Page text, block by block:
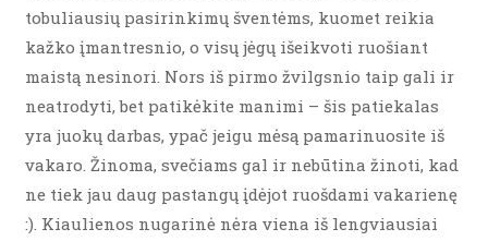
tobuliausių pasirinkimų šventėms, kuomet reikia
kažko įmantresnio, o visų jėgų išeikvoti ruošiant
maistą nesinori. Nors iš pirmo žvilgsnio taip gali ir
neatrodyti, bet patikėkite manimi – šis patiekalas
yra juokų darbas, ypač jeigu mėsą pamarinuosite iš
vakaro. Žinoma, svečiams gal ir nebūtina žinoti, kad
ne tiek jau daug pastangų įdėjot ruošdami vakarienę
:). Kiaulienos nugarinė nėra viena iš lengviausiai